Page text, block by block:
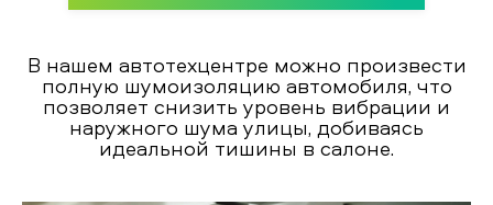
В нашем автотехцентре можно произвести
полную шумоизоляцию автомобиля, что
позволяет снизить уровень вибрации и
наружного шума улицы, добиваясь
идеальной тишины в салоне.